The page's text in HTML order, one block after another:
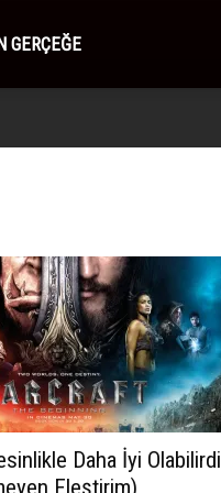
GERÇEĞE
Daha İyi Olabilirdi
Eleştirim)